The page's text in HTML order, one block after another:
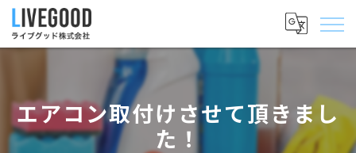
エアコン取付けさせて頂きまし
た！